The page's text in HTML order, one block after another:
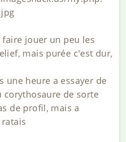
faire jouer un peu les
mais purée c'est dur,
une heure a essayer de
corythosaure de sorte
de profil, mais a